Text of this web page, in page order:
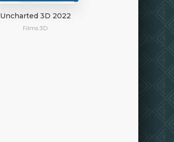
Uncharted 3D 2022
Films 3D